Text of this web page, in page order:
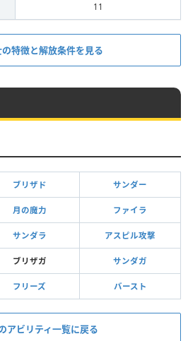
11
特徴と解放条件を見る
ブリザド サンダー
月の魔力 ファイラ
サンダラ アスピル攻撃
ブリザガ サンダガ
フリーズ バースト
アビリティ一覧に戻る